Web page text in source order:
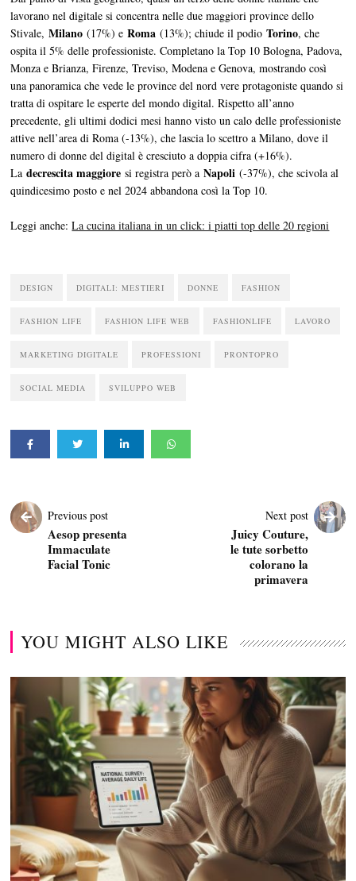
lavorano nel digitale si concentra nelle due maggiori province dello
Stivale,Milano (17%) eRoma (13%); chiude il podioTorino, che
ospita il 5% delle professioniste. Completano la Top 10 Bologna, Padova,
Monza e Brianza, Firenze, Treviso, Modena e Genova, mostrando così
una panoramica che vede le province del nord vere protagoniste quando si
tratta di ospitare le esperte del mondo digital. Rispetto all’anno
precedente, gli ultimi dodici mesi hanno visto un calo delle professioniste
attive nell’area di Roma (-13%), che lascia lo scettro a Milano, dove il
numero di donne del digital è cresciuto a doppia cifra (+16%).
Ladecrescita maggiore si registra però aNapoli (-37%), che scivola al
quindicesimo posto e nel 2024 abbandona così la Top 10.
Leggi anche:La cucina italiana in un click: i piatti top delle 20 regioni
DESIGN DIGITALI: MESTIERI DONNE FASHION
FASHION LIFE FASHION LIFE WEB FASHIONLIFE LAVORO
MARKETING DIGITALE PROFESSIONI PRONTOPRO
SOCIAL MEDIA SVILUPPO WEB
Previous post
Aesop presenta
Immaculate
Facial Tonic
Next post
Juicy Couture,
le tute sorbetto
colorano la
primavera
YOU MIGHT ALSO LIKE